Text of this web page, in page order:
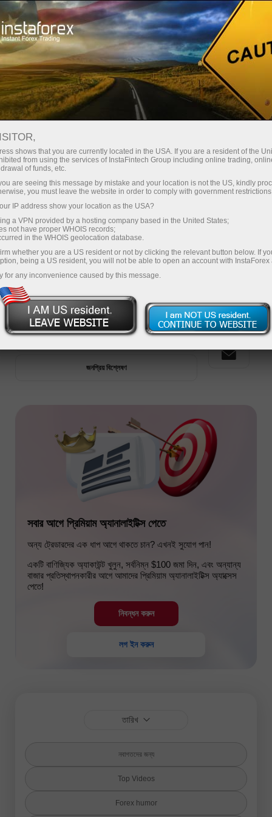
ট্রেডারদের জন্য ফরেক্স অ্যানালিটিক্স বিশ্লেষণাত্মক পর্যালোচনা
ফরেক্স বিশ্লেষণ: ইউরো ডলারের পূর্বাভাস এবং
অন্যান্য
ট্রেডিং অ্যাকাউন্ট খুলুন
ডেমো অ্যাকাউন্ট খুলুন
প্রিমিয়াম অ্যানালাইটিক্স
সাম্প্রতিক বিশ্লেষণ
জনপ্রিয় বিশ্লেষণ
সবার আগে প্রিমিয়াম অ্যানালাইটিক্স পেতে
অন্য ট্রেডারদের এক ধাপ আগে থাকতে চান? এখনই সুযোগ পান!
একটি বাণিজ্যিক অ্যাকাউন্ট খুলুন, সর্বনিম্ন $100 জমা দিন, এবং অন্যান্য
বাজার প্রতিস্থাপনকারীর আগে আমাদের প্রিমিয়াম অ্যানালাইটিক্স অ্যাক্সেস
পেতে!
নিবন্ধন করুন
লগ ইন করুন
তারিখ
নবাগতদের জন্য
Top Videos
Forex humor
shows that you are currently located in the USA. If you are a resident of the
from using the services of InstaFintech Group including online trading,
of funds, etc.
are seeing this message by mistake and your location is not the US, kindly
you must leave the website in order to comply with government
IP address show your location as the USA?
a VPN provided by a hosting company based in the United States;
not have proper WHOIS records;
in the WHOIS geolocation database.
whether you are a US resident or not by clicking the relevant button below. If
being a US resident, you will not be able to open an account with InstaForex
for any inconvenience caused by this message.